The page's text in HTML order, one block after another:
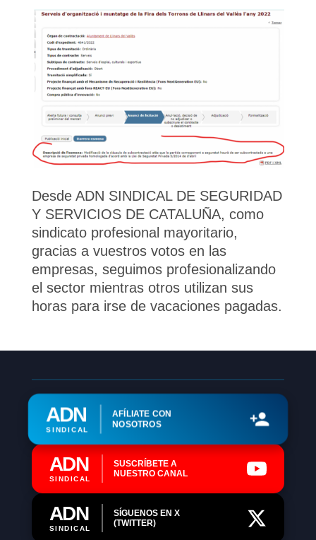
Desde ADN SINDICAL DE SEGURIDAD
Y SERVICIOS DE CATALUÑA, como
sindicato profesional mayoritario,
gracias a vuestros votos en las
empresas, seguimos profesionalizando
el sector mientras otros utilizan sus
horas para irse de vacaciones pagadas.
ADN
SINDICAL
AFÍLIATE CON
NOSOTROS
ADN
SINDICAL
SUSCRÍBETE A
NUESTRO CANAL
ADN
SINDICAL
SÍGUENOS EN X
(TWITTER)